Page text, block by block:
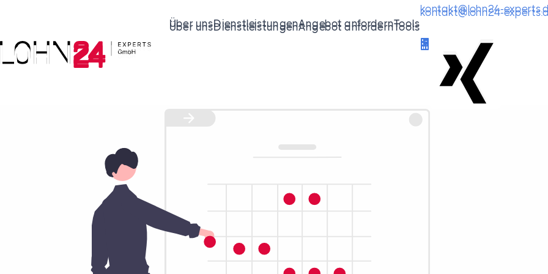
Über unsDienstleistungenAngebot anfordernTools
kontakt@lohn24-
Über unsDienstleistungenAngebot anfordernTools
kontakt@lohn24-